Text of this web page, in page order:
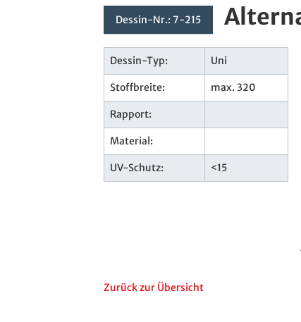
Dessin-Nr.: 7-215
Dessin-Typ: Uni
Stoffbreite: max. 320
Rapport:
Material:
UV-Schutz: <15
Zurück zur Übersicht